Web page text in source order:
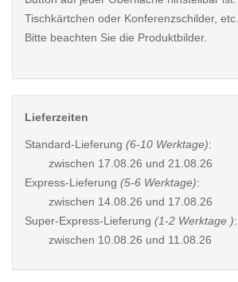
Tischkärtchen oder Konferenzschilder, etc.
Bitte beachten Sie die Produktbilder.
Lieferzeiten
Standard-Lieferung (6-10 Werktage):
zwischen 17.08.26 und 21.08.26
Express-Lieferung (5-6 Werktage):
zwischen 14.08.26 und 17.08.26
Super-Express-Lieferung (1-2 Werktage ):
zwischen 10.08.26 und 11.08.26